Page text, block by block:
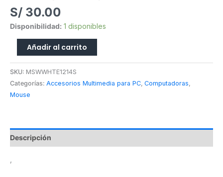
S/ 30.00
Disponibilidad: 1 disponibles
receptor
USB.
cantidad
Añadir al carrito
SKU: MSWWHTE1214S
Categorías: Accesorios Multimedia para PC, Computadoras,
Mouse
Descripción